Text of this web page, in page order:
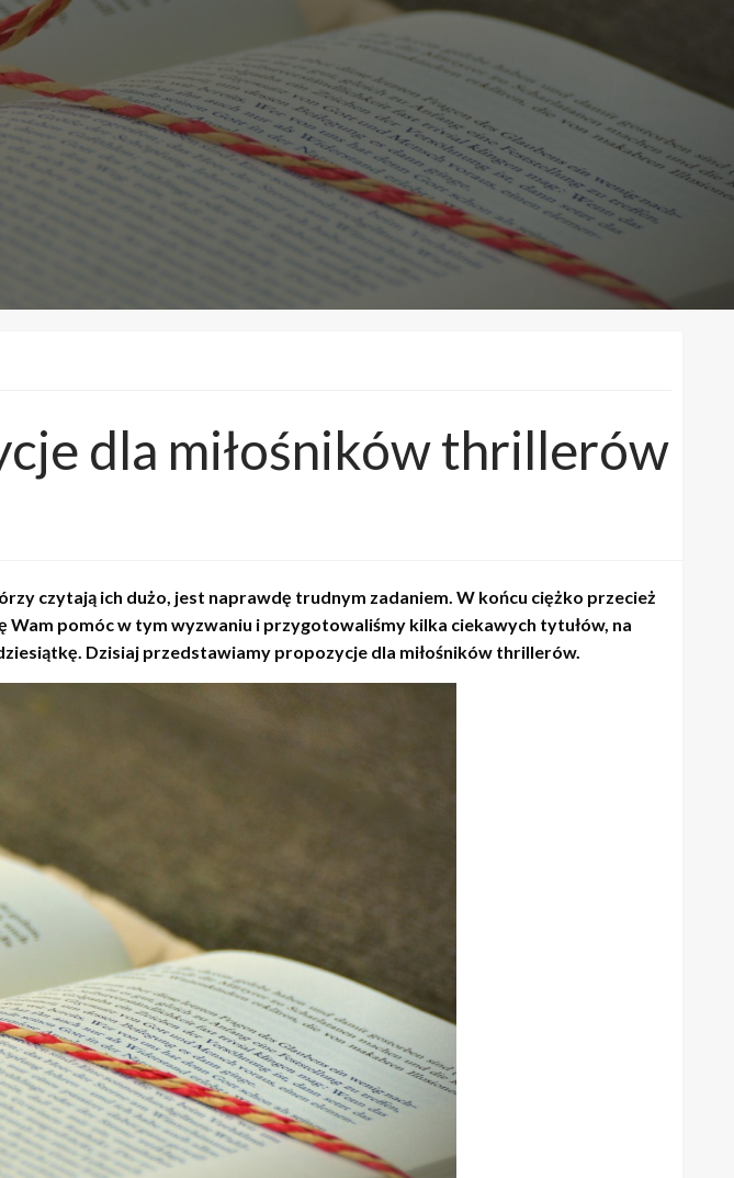
dla miłośników thrillerów
czytają ich dużo, jest naprawdę trudnym zadaniem. W końcu ciężko przecież
Wam pomóc w tym wyzwaniu i przygotowaliśmy kilka ciekawych tytułów, na
Dzisiaj przedstawiamy propozycje dla miłośników thrillerów.